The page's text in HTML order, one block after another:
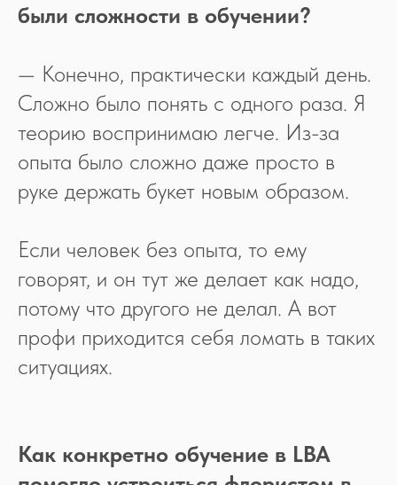
были сложности в обучении?
— Конечно, практически каждый день.
Сложно было понять с одного раза. Я
теорию воспринимаю легче. Из-за
опыта было сложно даже просто в
руке держать букет новым образом.
Если человек без опыта, то ему
говорят, и он тут же делает как надо,
потому что другого не делал. А вот
профи приходится себя ломать в таких
ситуациях.
Как конкретно обучение в LBA